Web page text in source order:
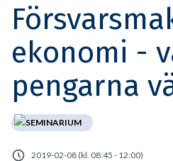
ekonomi -
pengarna
SEMINARIUM
2019-02-08 (kl. 08:45 - 12:00)